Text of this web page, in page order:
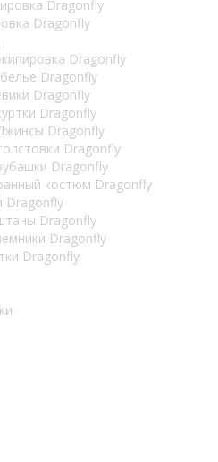
Dragonfly
Dragonfly
Dragonfly
Dragonfly
Dragonfly
Dragonfly
Dragonfly
Dragonfly
Dragonfly
костюм Dragonfly
Dragonfly
Dragonfly
Dragonfly
Dragonfly